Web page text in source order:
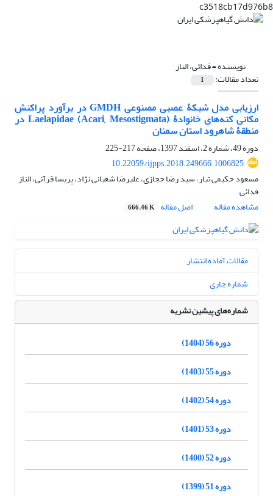
c3518cb17d976b8
نویسنده =فدائی، الناز
تعداد مقالات: 1
ارزیابی مدل شبکۀ عصبی مصنوعی GMDH در برآورد پراکنش
مکانی کنه‌های خانوادۀ Laelapidae (Acari, Mesostigmata) در
منطقۀ شاهرود استان سمنان
دوره 49، شماره 2، اسفند 1397، صفحه
217-225
10.22059/ijpps.2018.249666.1006825
مسعود حکیمی تبار، سید رضا حجازی، علیرضا شعبانی نژاد، پریسا قرآنی، الناز
فدائی
مشاهده مقاله
اصل مقاله 666.46 K
مقالات آماده انتشار
شماره جاری
شماره‌های پیشین نشریه
دوره 56 (1404)
دوره 55 (1403)
دوره 54 (1402)
دوره 53 (1401)
دوره 52 (1400)
دوره 51 (1399)